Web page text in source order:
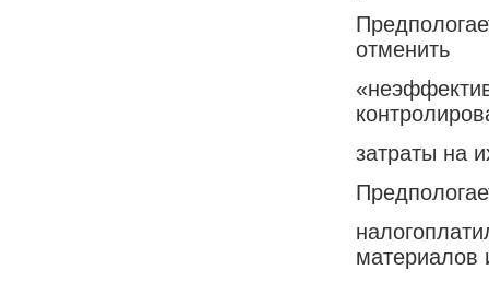
отменить
затраты на
материалов